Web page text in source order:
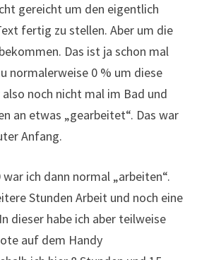
gereicht um den eigentlich
fertig zu stellen. Aber um die
Das ist ja schon mal
normalerweise 0 % um diese
also noch nicht mal im Bad und
an etwas „gearbeitet“. Das war
Anfang.
war ich dann normal „arbeiten“.
Stunden Arbeit und noch eine
dieser habe ich aber teilweise
auf dem Handy